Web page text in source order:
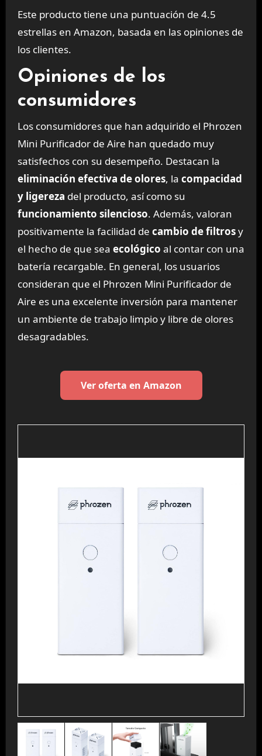
Este producto tiene una puntuación de 4.5
estrellas en Amazon, basada en las opiniones de
los clientes.
Opiniones de los
consumidores
Los consumidores que han adquirido el Phrozen
Mini Purificador de Aire han quedado muy
satisfechos con su desempeño. Destacan la
eliminación efectiva de olores, la compacidad
y ligereza del producto, así como su
funcionamiento silencioso. Además, valoran
positivamente la facilidad de cambio de filtrosy
el hecho de que sea ecológico al contar con una
batería recargable. En general, los usuarios
consideran que el Phrozen Mini Purificador de
Aire es una excelente inversión para mantener
un ambiente de trabajo limpio y libre de olores
desagradables.
Ver oferta en Amazon